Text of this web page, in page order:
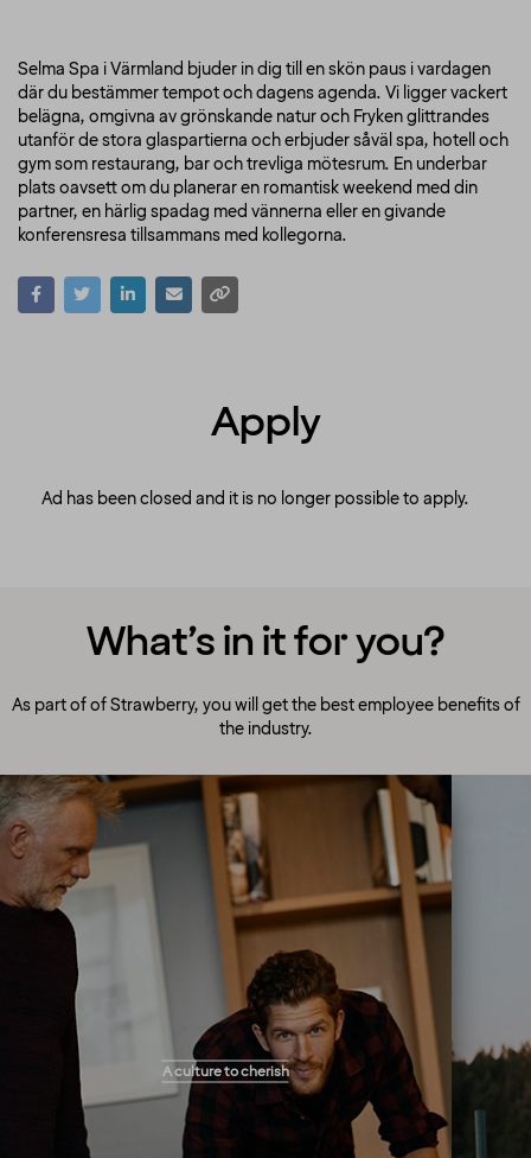
Selma Spa i Värmland bjuder in dig till en skön paus i vardagen
där du bestämmer tempot och dagens agenda. Vi ligger vackert
belägna, omgivna av grönskande natur och Fryken glittrandes
utanför de stora glaspartierna och erbjuder såväl spa, hotell och
gym som restaurang, bar och trevliga mötesrum. En underbar
plats oavsett om du planerar en romantisk weekend med din
partner, en härlig spadag med vännerna eller en givande
konferensresa tillsammans med kollegorna.
Apply
Ad has been closed and it is no longer possible to apply.
What’s in it for you?
As part of of Strawberry, you will get the best employee benefits of
the industry.
A culture to cherish
A culture to cherish
Our people always make guests their top
priority! Our warm and welcoming atmosphere
creates the right setting for you to flourish and
work your magic. You will get the freedom you
need to perform your tasks and solve